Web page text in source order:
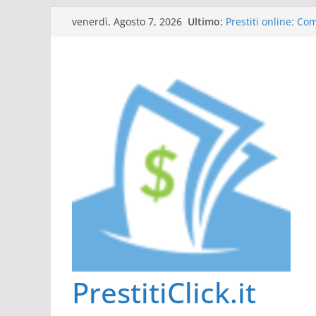
Saltavenerdì, Agosto 7, 2026 Ultimo: Prestiti online:
PrestitiClick.it